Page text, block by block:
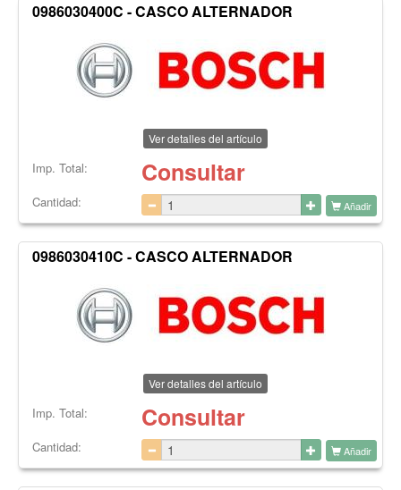
0986030400C - CASCO ALTERNADOR
Ver detalles del artículo
Imp. Total: Consultar
Cantidad: Añadir
0986030410C - CASCO ALTERNADOR
Ver detalles del artículo
Imp. Total: Consultar
Cantidad: Añadir